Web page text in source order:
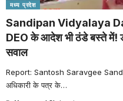
मध्य प्रदेश
Sandipan Vidyalaya
DEO के आदेश भी ठंडे बस्ते में!
सवाल
Report: Santosh Saravgee
अधिकारी के पत्र के…